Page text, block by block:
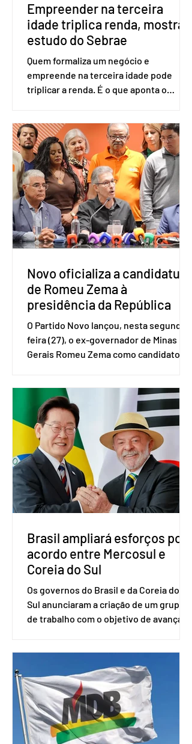
Empreender na terceira
idade triplica renda, mostra
estudo do Sebrae
Quem formaliza um negócio e
empreende na terceira idade pode
triplicar a renda. É o que aponta o
Amostra de Domicílio (PNAD Contínua),
do Serviço Brasileiro de Apoio às Micro
e Pequenas Empresas (Sebrae),
realizado a partir de dados do Instituto
Brasileiro de Geografia e Estatística
(IBGE). O estudo do Sebrae mostra que,
no quarto trimestre de 2025, os
empreendedores 60+ formalizados
atingiram o maior rendime
Novo oficializa a candidatura
de Romeu Zema à
presidência da República
O Partido Novo lançou, nesta segunda-
feira (27), o ex-governador de Minas
Gerais Romeu Zema como candidato à
Brasília. O Novo ainda não definiu quem
vai compor a chapa como candidato a
vice-presidente. A convenção contou
com a presença do presidente nacional
do partido, Eduardo Ribeiro, e do
senador Eduardo Girão, filiado ao Novo
desde fevereiro de 2023. Formado em
administração de empresas pela
Fundaç
Brasil ampliará esforços por
acordo entre Mercosul e
Coreia do Sul
Os governos do Brasil e da Coreia do
Sul anunciaram a criação de um grupo
de trabalho com o objetivo de avançar
Uruguai, além de outros países
associados. “Decidimos criar um grupo
de trabalho que vai identificar
sensibilidades dos dois lados e evitar
que elas sejam um empecilho para a